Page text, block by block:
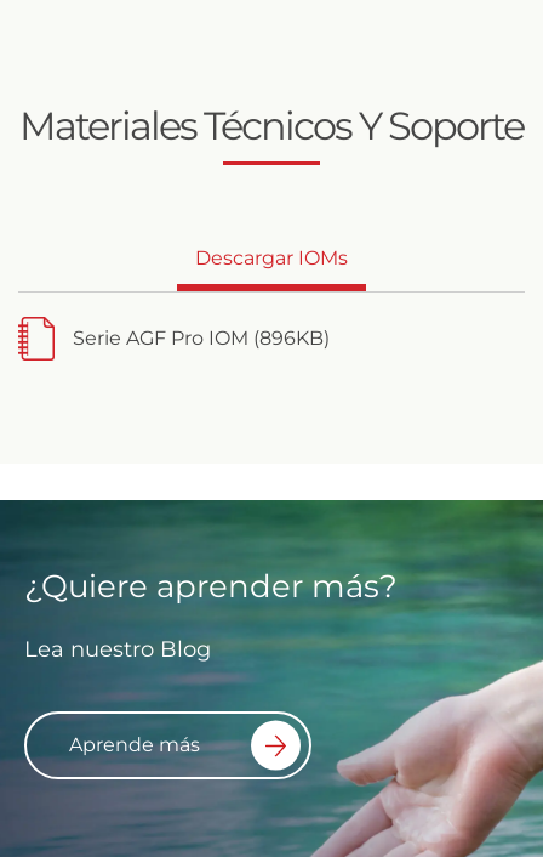
Materiales Técnicos Y Soporte
Descargar IOMs
Serie AGF Pro IOM (896KB)
¿Quiere aprender más?
Lea nuestro Blog
Aprende más